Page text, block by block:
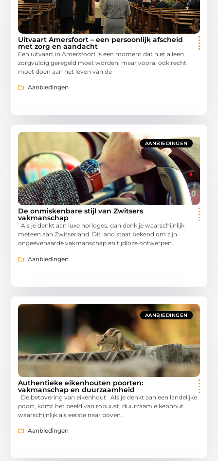
Uitvaart Amersfoort – een persoonlijk afscheid
met zorg en aandacht
Een uitvaart in Amersfoort is een moment dat niet alleen
zorgvuldig geregeld moet worden, maar vooral ook recht
moet doen aan het leven van de
Aanbiedingen
AANBIEDINGEN
De onmiskenbare stijl van Zwitsers
vakmanschap
Als je denkt aan luxe horloges, dan denk je waarschijnlijk
meteen aan Zwitserland. Dit land staat bekend om zijn
ongeëvenaarde vakmanschap en tijdloze ontwerpen.
Aanbiedingen
AANBIEDINGEN
Authentieke eikenhouten poorten:
vakmanschap en duurzaamheid
De betovering van eikenhout Als je denkt aan een landelijke
poort, komt het beeld van robuust, duurzaam eikenhout
waarschijnlijk als eerste naar boven.
Aanbiedingen